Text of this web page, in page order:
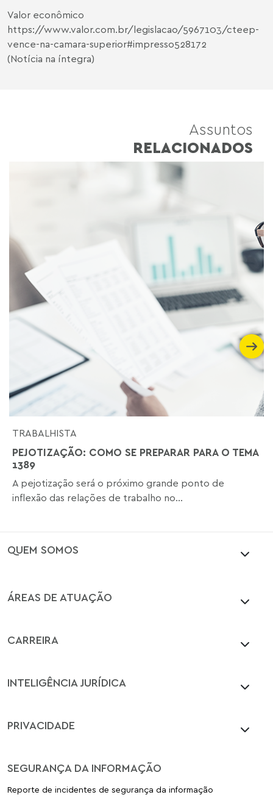
Valor econômico
https://www.valor.com.br/legislacao/5967103/cteep-
vence-na-camara-superior#impresso528172
(Notícia na íntegra)
Assuntos
RELACIONADOS
TRABALHISTA
PEJOTIZAÇÃO: COMO SE PREPARAR PARA O TEMA
1389
A pejotização será o próximo grande ponto de
inflexão das relações de trabalho no...
QUEM SOMOS
ÁREAS DE ATUAÇÃO
CARREIRA
INTELIGÊNCIA JURÍDICA
PRIVACIDADE
SEGURANÇA DA INFORMAÇÃO
Reporte de incidentes de segurança da informação